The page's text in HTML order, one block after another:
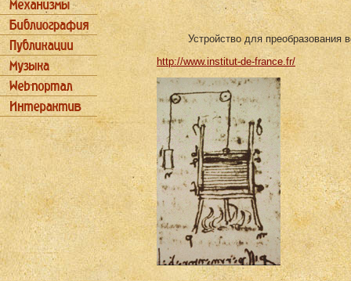
Устройство для
http://www.institut-de-france.fr/